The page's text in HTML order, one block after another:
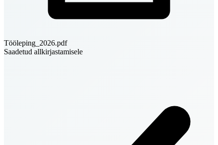
Tööleping_2026.pdf
Saadetud allkirjastamisele